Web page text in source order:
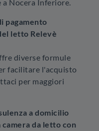
a Nocera Inferiore.
pagamento
letto Relevè
diverse formule
facilitare l'acquisto
per maggiori
a domicilio
da letto con